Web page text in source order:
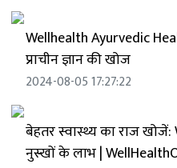
Wellhealth Ayurvedic
प्राचीन ज्ञान की खोज
2024-08-05 17:27:22
बेहतर स्वास्थ्य का राज
नुस्खों के लाभ |